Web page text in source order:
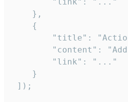
    },
    {
"title":
"content":
        "link": "..."
    }
]);